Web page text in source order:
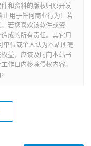
和资料的版权归原开发
止用于任何商业行为！若
若您喜欢该软件或资
成的所有责任。其它用
单位或个人认为本站所提
益，应该及时向本站书
作日内移除侵权内容。